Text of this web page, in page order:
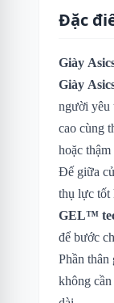
Đặc
Giày
Giày
người yêu
cao cùng
hoặc
Đế giữa
thụ lực tốt
GEL™
để bước
Phần thân
không